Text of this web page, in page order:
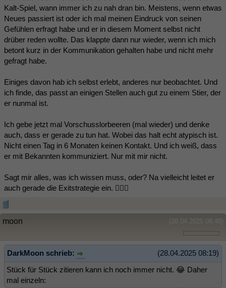
Kalt-Spiel, wann immer ich zu nah dran bin. Meistens, wenn etwas
Neues passiert ist oder ich mal meinen Eindruck von seinen
Gefühlen erfragt habe und er in diesem Moment selbst nicht
drüber reden wollte. Das klappte dann nur wieder, wenn ich mich
betont kurz in der Kommunikation gehalten habe und nicht mehr
gefragt habe.
Einiges davon hab ich selbst erlebt, anderes nur beobachtet. Und
ich finde, das passt an einigen Stellen auch gut zu einem Stier, der
er nunmal ist.
Ich gebe jetzt mal Vorschusslorbeeren (mal wieder) und denke
auch, dass er gerade zu tun hat. Wobei das halt echt atypisch ist.
Nicht einen Tag in 6 Monaten keinen Kontakt. Und ich weiß, dass
er mit Bekannten kommuniziert. Nur mit mir nicht.
Sagt mir alles, was ich wissen muss, oder? Na vielleicht leitet er
auch gerade die Exitstrategie ein. 🤷🏻‍♀️
(28.04.2025 08:48)
moon
(28.04.2025 08:19)
DarkMoon schrieb:
Stück für Stück zitieren kann ich noch immer nicht. 😂 Daher
mal einzeln: